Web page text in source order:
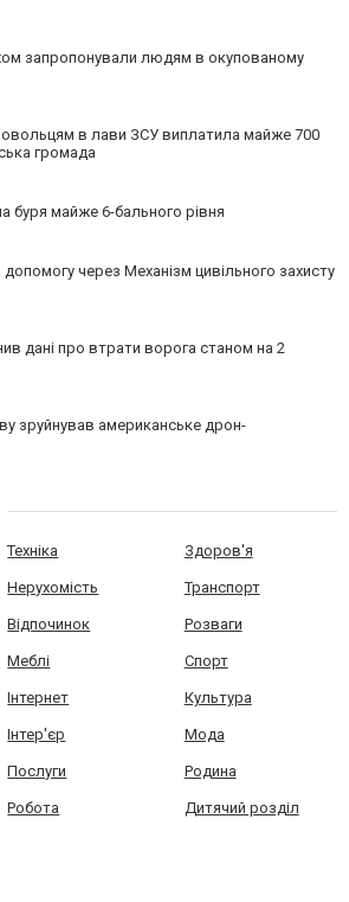
запропонували людям в окупованому
в лави ЗСУ виплатила майже 700
громада
буря майже 6-бального рівня
через Механізм цивільного захисту
дані про втрати ворога станом на 2
зруйнував американське дрон-
Техніка Здоров'я
Нерухомість Транспорт
Відпочинок Розваги
Меблі Спорт
Інтернет Культура
Інтер'єр Мода
Послуги Родина
Робота Дитячий розділ